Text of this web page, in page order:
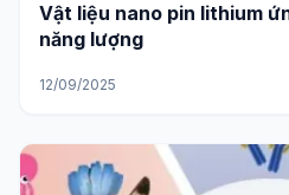
Vật liệu nano pin lithium
năng lượng
12/09/2025